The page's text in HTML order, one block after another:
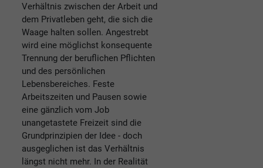
Verhältnis zwischen der Arbeit und
dem Privatleben geht, die sich die
Waage halten sollen. Angestrebt
wird eine möglichst konsequente
Trennung der beruflichen Pflichten
und des persönlichen
Lebensbereiches. Feste
Arbeitszeiten und Pausen sowie
eine gänzlich vom Job
unangetastete Freizeit sind die
Grundprinzipien der Idee - doch
ausgeglichen ist das Verhältnis
längst nicht mehr. In der Realität